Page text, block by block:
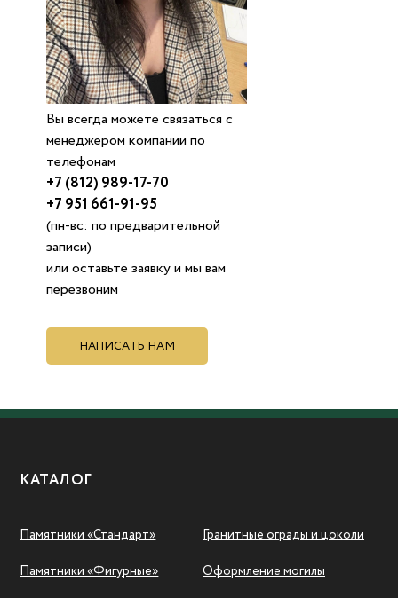
Вы всегда можете связаться с
менеджером компании по
телефонам
+7 (812) 989-17-70
+7 951 661-91-95
(пн-вс: по предварительной
записи)
или оставьте заявку и мы вам
перезвоним
НАПИСАТЬ НАМ
КАТАЛОГ
Памятники «Стандарт»
Памятники «Фигурные»
Гранитные ограды и цоколи
Оформление могилы